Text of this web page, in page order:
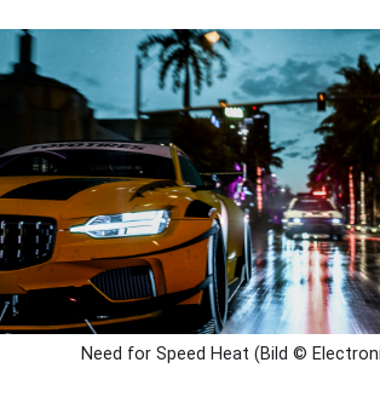
Need for Speed Heat (Bild ©